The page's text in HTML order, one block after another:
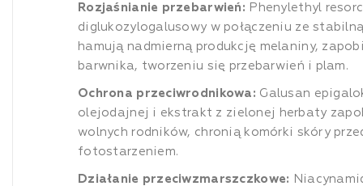
Rozjaśnianie przebarwień: Phenylethyl
diglukozylogalusowy w połączeniu ze
hamują nadmierną produkcję melaniny,
barwnika, tworzeniu się przebarwień i plam.
Ochrona przeciwrodnikowa: Galusan
olejodajnej i ekstrakt z zielonej herbaty
wolnych rodników, chronią komórki skóry
fotostarzeniem.
Działanie przeciwzmarszczkowe: